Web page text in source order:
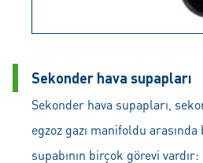
Sekonder hava supapları
Sekonder hava supapları,
egzoz gazı manifoldu
supabının birçok görevi vardır: